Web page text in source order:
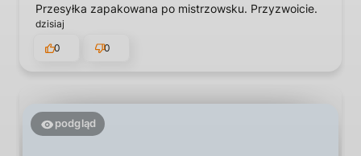
Przesyłka zapakowana po mistrzowsku. Przyzwoicie.
dzisiaj
0
0
podgląd